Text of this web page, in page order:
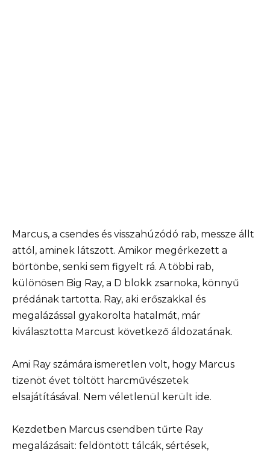
Marcus, a csendes és visszahúzódó rab, messze állt
attól, aminek látszott. Amikor megérkezett a
börtönbe, senki sem figyelt rá. A többi rab,
különösen Big Ray, a D blokk zsarnoka, könnyű
prédának tartotta. Ray, aki erőszakkal és
megalázással gyakorolta hatalmát, már
kiválasztotta Marcust következő áldozatának.
Ami Ray számára ismeretlen volt, hogy Marcus
tizenöt évet töltött harcművészetek
elsajátításával. Nem véletlenül került ide.
Kezdetben Marcus csendben tűrte Ray
megalázásait: feldöntött tálcák, sértések,